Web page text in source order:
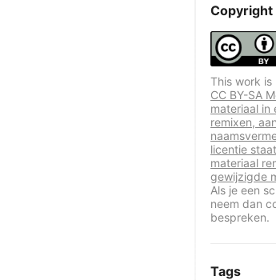
Copyright
This work
CC BY-SA
materiaal in
remixen,
licentie
materiaal
gewijzigde
Als je een
neem dan
bespreken.
Tags